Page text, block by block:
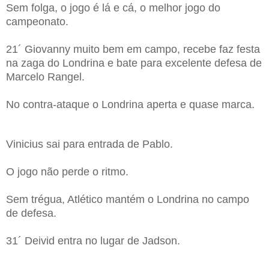
Sem folga, o jogo é lá e cá, o melhor jogo do
campeonato.
21´ Giovanny muito bem em campo, recebe faz festa
na zaga do Londrina e bate para excelente defesa de
Marcelo Rangel.
No contra-ataque o Londrina aperta e quase marca.
Vinicius sai para entrada de Pablo.
O jogo não perde o ritmo.
Sem trégua, Atlético mantém o Londrina no campo
de defesa.
31´ Deivid entra no lugar de Jadson.